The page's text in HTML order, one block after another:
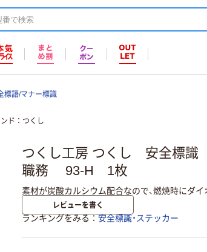
標語/マナー標識
ド つくし
つくし工房 つくし 安全標識
職務 93-H 1枚
素材が炭酸カルシウム配合なので、燃焼時にダ
レビューを書く
ランキングをみる 安全標識・ステッカー